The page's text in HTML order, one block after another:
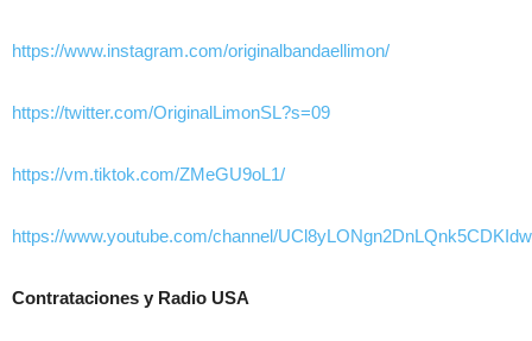
https://www.instagram.com/originalbandaellimon/
https://twitter.com/OriginalLimonSL?s=09
https://vm.tiktok.com/ZMeGU9oL1/
https://www.youtube.com/channel/UCl8yLONgn2DnLQnk5CDKIdw
Contrataciones y Radio USA